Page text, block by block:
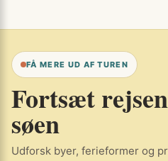
FÅ MERE UD AF TUREN
Fortsæt
søen
Udforsk byer, ferieformer og